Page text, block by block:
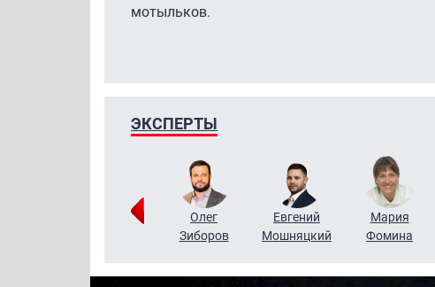
мотыльков.
ЭКСПЕРТЫ
Григорий
Олег
Зиборов
Евгений
Мошняцкий
Мария
Фомина